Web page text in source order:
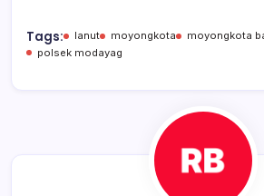
b
o
A
p
d
Tags: lanut moyongkota moyongkota
polsek modayag